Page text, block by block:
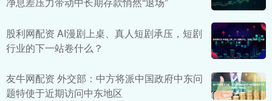
股利网配资 AI漫剧上桌、真人短剧承压，短剧
行业的下一站卷什么？
友牛网配资 外交部：中方将派中国政府中东问
题特使于近期访问中东地区